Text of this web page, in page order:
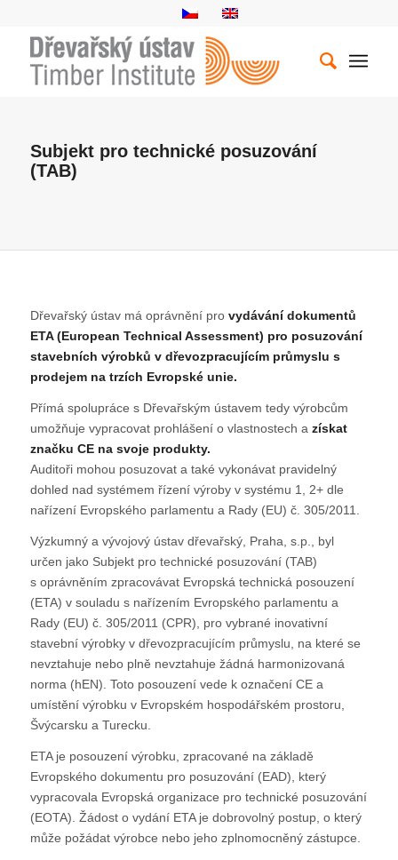
Subjekt pro technické posuzování
(TAB)
Dřevařský ústav má oprávnění pro vydávání dokumentů
ETA (European Technical Assessment) pro posuzování
stavebních výrobků v dřevozpracujícím průmyslu s
prodejem na trzích Evropské unie.
Přímá spolupráce s Dřevařským ústavem tedy výrobcům
umožňuje vypracovat prohlášení o vlastnostech a získat
značku CE na svoje produkty.
Auditoři mohou posuzovat a také vykonávat pravidelný
dohled nad systémem řízení výroby v systému 1, 2+ dle
nařízení Evropského parlamentu a Rady (EU) č. 305/2011.
Výzkumný a vývojový ústav dřevařský, Praha, s.p., byl
určen jako Subjekt pro technické posuzování (TAB)
s oprávněním zpracovávat Evropská technická posouzení
(ETA) v souladu s nařízením Evropského parlamentu a
Rady (EU) č. 305/2011 (CPR), pro vybrané inovativní
stavební výrobky v dřevozpracujícím průmyslu, na které se
nevztahuje nebo plně nevztahuje žádná harmonizovaná
norma (hEN). Toto posouzení vede k označení CE a
umístění výrobku v Evropském hospodářském prostoru,
Švýcarsku a Turecku.
ETA je posouzení výrobku, zpracované na základě
Evropského dokumentu pro posuzování (EAD), který
vypracovala Evropská organizace pro technické posuzování
(EOTA). Žádost o vydání ETA je dobrovolný postup, o který
může požádat výrobce nebo jeho zplnomocněný zástupce.